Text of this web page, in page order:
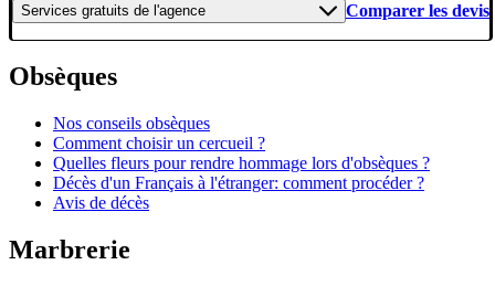
Services gratuits de l'agence Comparer les devis
Obsèques
Nos conseils obsèques
Comment choisir un cercueil ?
Quelles fleurs pour rendre hommage lors d'obsèques ?
Décès d'un Français à l'étranger: comment procéder ?
Avis de décès
Marbrerie